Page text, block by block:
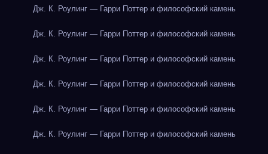
Дж. К. Роулинг — Гарри Поттер и философский камень
Дж. К. Роулинг — Гарри Поттер и философский камень
Дж. К. Роулинг — Гарри Поттер и философский камень
Дж. К. Роулинг — Гарри Поттер и философский камень
Дж. К. Роулинг — Гарри Поттер и философский камень
Дж. К. Роулинг — Гарри Поттер и философский камень